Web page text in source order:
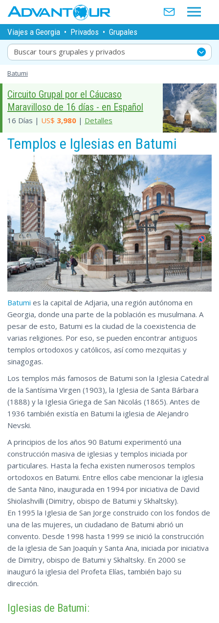
Viajes a Georgia • Privados • Grupales
Buscar tours grupales y privados
Batumi
Circuito Grupal por el Cáucaso
Maravilloso de 16 días - en Español
16 Días | US$ 3,980 | Detalles
Templos e Iglesias en Batumi
Batumi es la capital de Adjaria, una región autónoma en
Georgia, donde una parte de la población es musulmana. A
pesar de esto, Batumi es la ciudad de la coexistencia de
varias religiones. Por eso, se pueden encontrar antiguos
templos ortodoxos y católicos, así como mezquitas y
sinagogas.
Los templos más famosos de Batumi son la Iglesia Catedral
de la Santísima Virgen (1903), la Iglesia de Santa Bárbara
(1888) y la Iglesia Griega de San Nicolás (1865). Antes de
1936 también existía en Batumi la iglesia de Alejandro
Nevski.
A principios de los años 90 Batumi experimentó una
construcción masiva de iglesias y templos iniciada por
particulares. Hasta la fecha existen numerosos templos
ortodoxos en Batumi. Entre ellos cabe mencionar la iglesia
de Santa Nino, inaugurada en 1994 por iniciativa de David
Shiolashvilli (Dimitry, obispo de Batumi y Skhaltsky).
En 1995 la Iglesia de San Jorge construido con los fondos de
una de las mujeres, un ciudadano de Batumi abrió un
convento. Desde 1998 hasta 1999 se inició la construcción
de la iglesia de San Joaquín y Santa Ana, iniciada por iniciativa
de Dimitry, obispo de Batumi y Skhaltsky. En 2000 se
inauguró la iglesia del Profeta Elías, también bajo su
dirección.
Iglesias de Batumi: